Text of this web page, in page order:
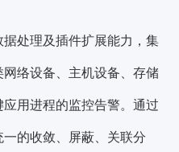
处理及插件扩展能力，集
络设备、主机设备、存储
用进程的监控告警。通过
的收敛、屏蔽、关联分